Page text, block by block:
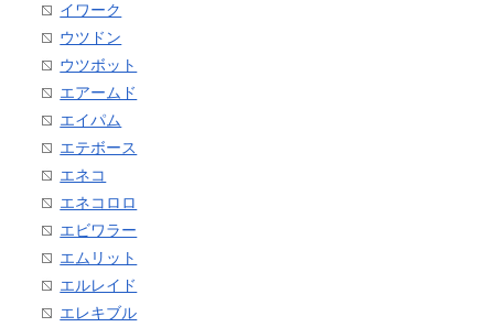
イワーク
ウツドン
ウツボット
エアームド
エイパム
エテボース
エネコ
エネコロロ
エビワラー
エムリット
エルレイド
エレキブル